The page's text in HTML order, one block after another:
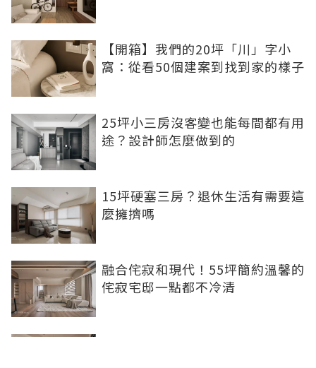
【開箱】我們的20坪「川」字小
窩：從看50個建案到找到家的樣子
25坪小三房沒客變也能每間都有用
途？設計師怎麼做到的
15坪硬塞三房？退休生活有需要這
麼擁擠嗎
融合侘寂和現代！55坪簡約溫馨的
侘寂宅邸一點都不冷清